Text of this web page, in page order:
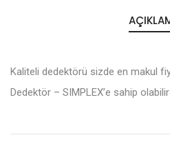
Kaliteli dedektörü sizde en makul
Dedektör – SIMPLEX’e sahip